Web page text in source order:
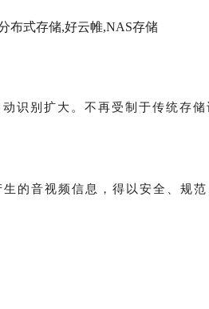
识别扩大。不再受制于传统存
的音视频信息，得以安全、规